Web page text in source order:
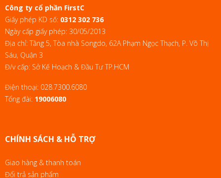
Công ty cổ phần FirstC
Giấy phép KD số: 0312 302 736
Ngày cấp giấy phép: 30/05/2013
Địa chỉ: Tầng 5, Tòa nhà Songdo, 62A Phạm Ngọc Thạch, P. Võ Thị
Sáu, Quận 3
Đ/v cấp: Sở Kế Hoạch & Đầu Tư TP.HCM
Điện thoại: 028.7300.6080
Tổng đài: 19006080
CHÍNH SÁCH & HỖ TRỢ
Giao hàng & thanh toán
Đổi trả sản phẩm